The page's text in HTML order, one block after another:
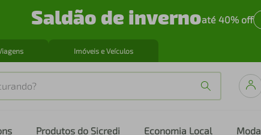
Saldão de invernoaté 40% off
Imóveis e Veículos
Produtos do Sicredi Economia Local Moda